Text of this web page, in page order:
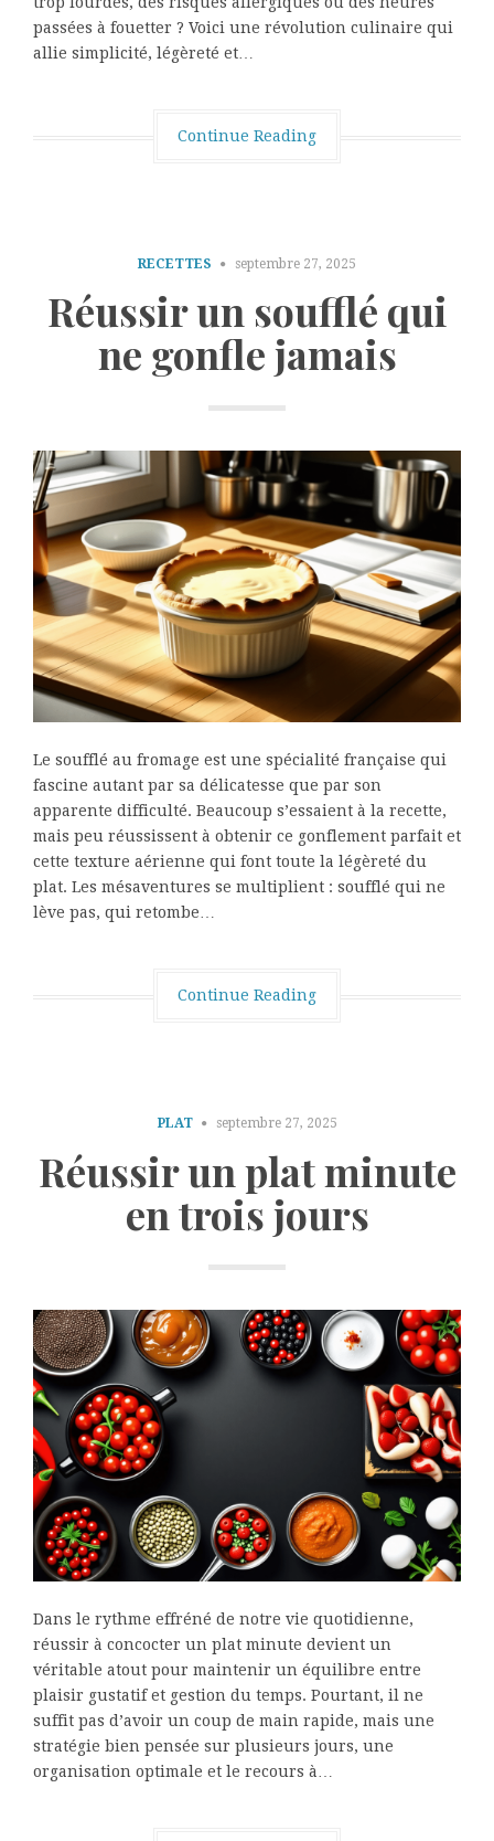
passées à fouetter ? Voici une révolution culinaire qui
allie simplicité, légèreté et…
Continue Reading
RECETTES septembre 27, 2025
Réussir un soufflé qui
ne gonfle jamais
Le soufflé au fromage est une spécialité française qui
fascine autant par sa délicatesse que par son
apparente difficulté. Beaucoup s’essaient à la recette,
mais peu réussissent à obtenir ce gonflement parfait et
cette texture aérienne qui font toute la légèreté du
plat. Les mésaventures se multiplient : soufflé qui ne
lève pas, qui retombe…
Continue Reading
PLAT septembre 27, 2025
Réussir un plat minute
en trois jours
Dans le rythme effréné de notre vie quotidienne,
réussir à concocter un plat minute devient un
véritable atout pour maintenir un équilibre entre
plaisir gustatif et gestion du temps. Pourtant, il ne
suffit pas d’avoir un coup de main rapide, mais une
stratégie bien pensée sur plusieurs jours, une
organisation optimale et le recours à…